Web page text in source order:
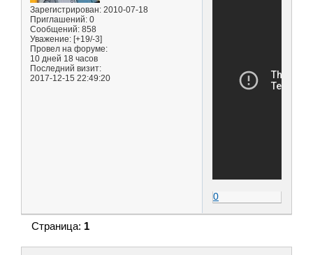
Зарегистрирован: 2010-07-18
Приглашений: 0
Сообщений: 858
Уважение: [+19/-3]
Провел на форуме:
10 дней 18 часов
Последний визит:
2017-12-15 22:49:20
0
Страница: 1